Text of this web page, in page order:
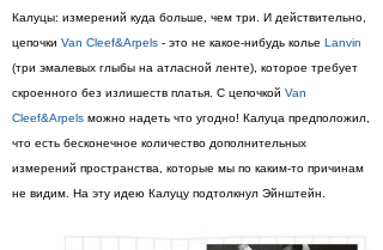
Калуцы: измерений куда больше, чем три. И действительно,
цепочки Van Cleef&Arpels - это не какое-нибудь колье Lanvin
(три эмалевых глыбы на атласной ленте), которое требует
скроенного без излишеств платья. С цепочкой Van
Cleef&Arpels можно надеть что угодно! Калуца предположил,
что есть бесконечное количество дополнительных
измерений пространства, которые мы по каким-то причинам
не видим. На эту идею Калуцу подтолкнул Эйнштейн.